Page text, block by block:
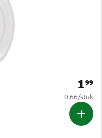
Prijs:
199
€ 0,66 per
0,66/stuk